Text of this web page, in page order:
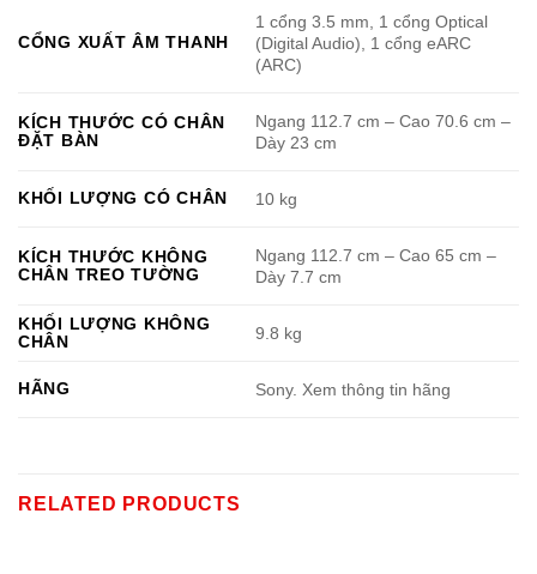
CỔNG XUẤT ÂM THANH
1 cổng 3.5 mm, 1 cổng Optical
(Digital Audio), 1 cổng eARC
(ARC)
KÍCH THƯỚC CÓ CHÂN
ĐẶT BÀN
Ngang 112.7 cm – Cao 70.6 cm –
Dày 23 cm
KHỐI LƯỢNG CÓ CHÂN 10 kg
KÍCH THƯỚC KHÔNG
CHÂN TREO TƯỜNG
Ngang 112.7 cm – Cao 65 cm –
Dày 7.7 cm
KHỐI LƯỢNG KHÔNG
CHÂN
9.8 kg
HÃNG Sony. Xem thông tin hãng
RELATED PRODUCTS